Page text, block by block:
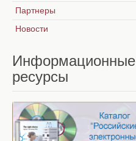
Партнеры
Новости
Информационные
ресурсы